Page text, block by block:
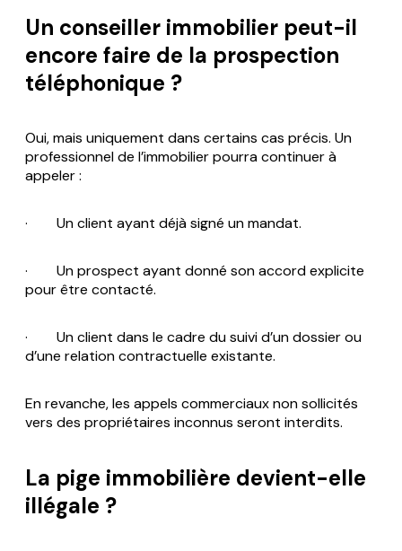
Un conseiller immobilier peut-il
encore faire de la prospection
téléphonique ?
Oui, mais uniquement dans certains cas précis. Un
professionnel de l’immobilier pourra continuer à
appeler :
· Un client ayant déjà signé un mandat.
· Un prospect ayant donné son accord explicite
pour être contacté.
· Un client dans le cadre du suivi d’un dossier ou
d’une relation contractuelle existante.
En revanche, les appels commerciaux non sollicités
vers des propriétaires inconnus seront interdits.
La pige immobilière devient-elle
illégale ?